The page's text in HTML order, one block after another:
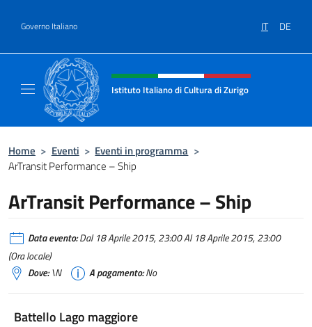
Governo Italiano IT DE
Intestazione sito, social e menù
Istituto Italiano di Cultura di Zurigo
Home > Eventi > Eventi in programma >
ArTransit Performance – Ship
ArTransit Performance – Ship
Data evento:Dal 18 Aprile 2015, 23:00 Al 18 Aprile 2015, 23:00
(Ora locale)
Dove:\N A pagamento:No
Battello Lago maggiore